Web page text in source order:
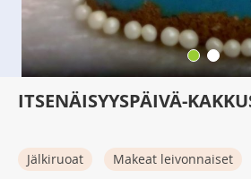
ITSENÄISYYSPÄIVÄ-
Jälkiruoat Makeat leivonnaiset